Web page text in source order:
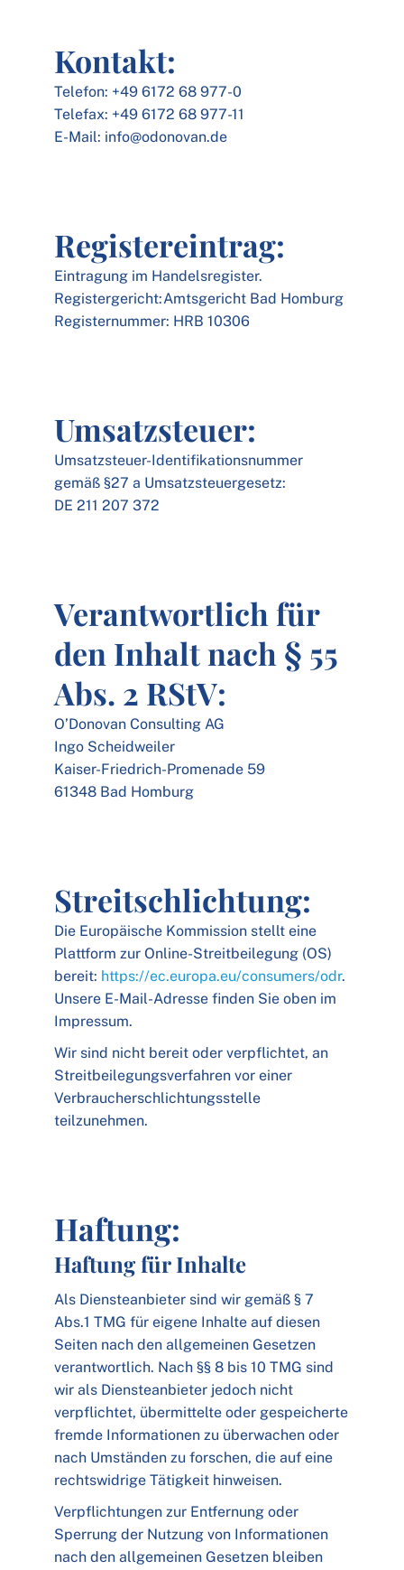
Kontakt:
Telefon: +49 6172 68 977-0
Telefax: +49 6172 68 977-11
E-Mail: info@odonovan.de
Registereintrag:
Eintragung im Handelsregister.
Registergericht:Amtsgericht Bad Homburg
Registernummer: HRB 10306
Umsatzsteuer:
Umsatzsteuer-Identifikationsnummer
gemäß §27 a Umsatzsteuergesetz:
DE 211 207 372
Verantwortlich für
den Inhalt nach § 55
Abs. 2 RStV:
O’Donovan Consulting AG
Ingo Scheidweiler
Kaiser-Friedrich-Promenade 59
61348 Bad Homburg
Streitschlichtung:
Die Europäische Kommission stellt eine
Plattform zur Online-Streitbeilegung (OS)
bereit: https://ec.europa.eu/consumers/odr.
Unsere E-Mail-Adresse finden Sie oben im
Impressum.
Wir sind nicht bereit oder verpflichtet, an
Streitbeilegungsverfahren vor einer
Verbraucherschlichtungsstelle
teilzunehmen.
Haftung:
Haftung für Inhalte
Als Diensteanbieter sind wir gemäß § 7
Abs.1 TMG für eigene Inhalte auf diesen
Seiten nach den allgemeinen Gesetzen
verantwortlich. Nach §§ 8 bis 10 TMG sind
wir als Diensteanbieter jedoch nicht
verpflichtet, übermittelte oder gespeicherte
fremde Informationen zu überwachen oder
nach Umständen zu forschen, die auf eine
rechtswidrige Tätigkeit hinweisen.
Verpflichtungen zur Entfernung oder
Sperrung der Nutzung von Informationen
nach den allgemeinen Gesetzen bleiben